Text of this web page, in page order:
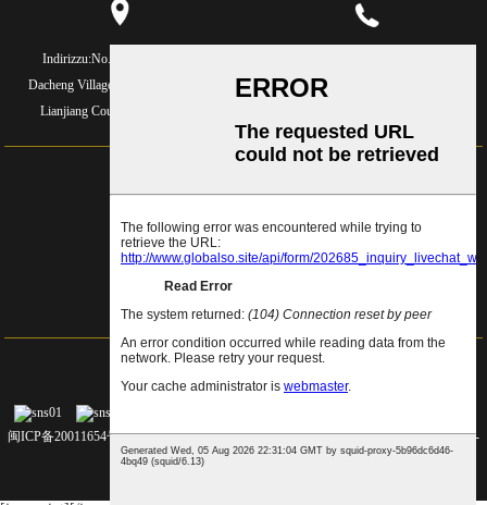
Indirizzu:No.2, Yongning Rd,
Dacheng Village, Xiaocheng Town,
Lianjiang County, Fujian, Cina
Telefunu:
E-mail:rixingrx@163.com
闽ICP备20011654号-1© Dritti d'autore - 2010-2023 : Tutti i diritti riservati. Prodotti caldi-
Pianu di u situ